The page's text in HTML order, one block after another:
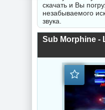
скачать и Вы
незабываемого
звука.